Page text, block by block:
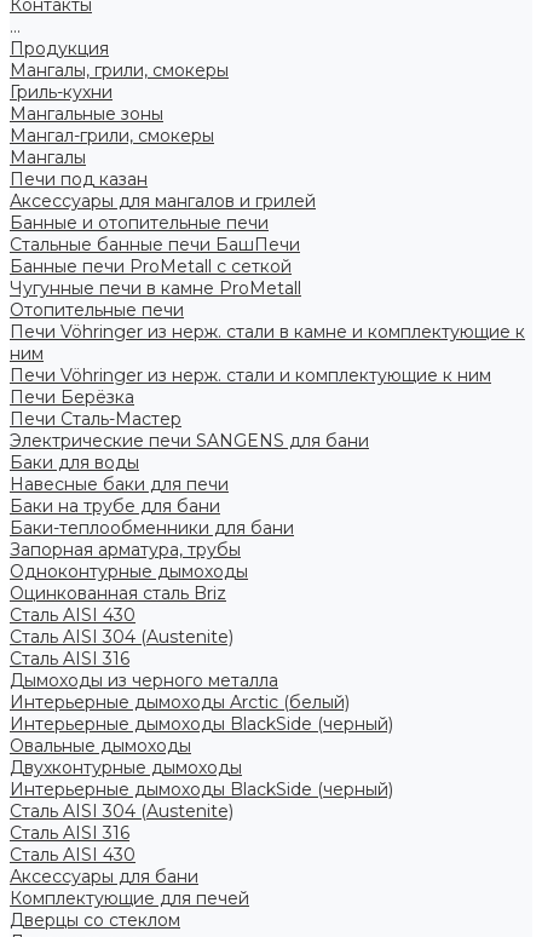
Контакты
...
Продукция
Мангалы, грили, смокеры
Гриль-кухни
Мангальные зоны
Мангал-грили, смокеры
Мангалы
Печи под казан
Аксессуары для мангалов и грилей
Банные и отопительные печи
Стальные банные печи БашПечи
Банные печи ProMetall с сеткой
Чугунные печи в камне ProMetall
Отопительные печи
Печи Vöhringer из нерж. стали в камне и комплектующие к
ним
Печи Vöhringer из нерж. стали и комплектующие к ним
Печи Берёзка
Печи Сталь-Мастер
Электрические печи SANGENS для бани
Баки для воды
Навесные баки для печи
Баки на трубе для бани
Баки-теплообменники для бани
Запорная арматура, трубы
Одноконтурные дымоходы
Оцинкованная сталь Briz
Сталь AISI 430
Сталь AISI 304 (Austenite)
Сталь AISI 316
Дымоходы из черного металла
Интерьерные дымоходы Arctic (белый)
Интерьерные дымоходы BlackSide (черный)
Овальные дымоходы
Двухконтурные дымоходы
Интерьерные дымоходы BlackSide (черный)
Сталь AISI 304 (Austenite)
Сталь AISI 316
Сталь AISI 430
Аксессуары для бани
Комплектующие для печей
Дверцы со стеклом